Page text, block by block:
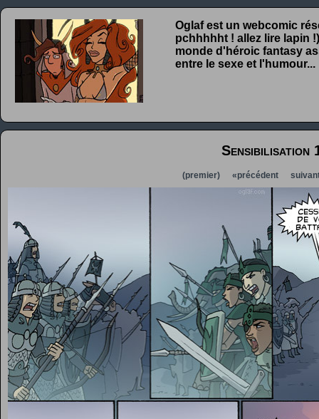
Oglaf est un webcomic
pchhhhht ! allez lire lapin
monde d'héroic fantasy
entre le sexe et l'humour...
Sensibilisation
(premier) «précédent